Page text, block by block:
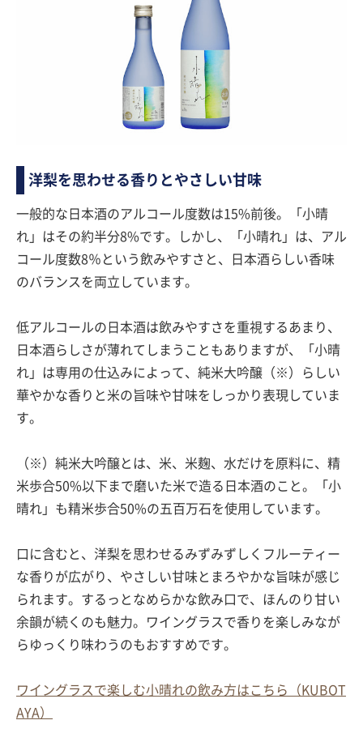
洋梨を思わせる香りとやさしい甘味
一般的な日本酒のアルコール度数は15%前後。「小晴
れ」はその約半分8%です。しかし、「小晴れ」は、アル
コール度数8％という飲みやすさと、日本酒らしい香味
のバランスを両立しています。
低アルコールの日本酒は飲みやすさを重視するあまり、
日本酒らしさが薄れてしまうこともありますが、「小晴
れ」は専用の仕込みによって、純米大吟醸（※）らしい
華やかな香りと米の旨味や甘味をしっかり表現していま
す。
（※）純米大吟醸とは、米、米麹、水だけを原料に、精
米歩合50%以下まで磨いた米で造る日本酒のこと。「小
晴れ」も精米歩合50%の五百万石を使用しています。
口に含むと、洋梨を思わせるみずみずしくフルーティー
な香りが広がり、やさしい甘味とまろやかな旨味が感じ
られます。するっとなめらかな飲み口で、ほんのり甘い
余韻が続くのも魅力。ワイングラスで香りを楽しみなが
らゆっくり味わうのもおすすめです。
ワイングラスで楽しむ小晴れの飲み方はこちら（KUBOT
AYA）